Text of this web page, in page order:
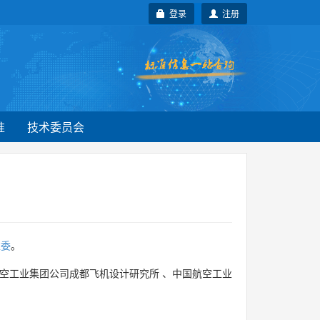
注册
登录
技术委员会
。
工业集团公司成都飞机设计研究所 、 中国航空工业